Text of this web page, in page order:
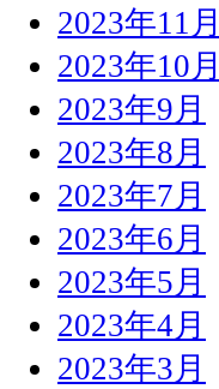
2023年11月
2023年10月
2023年9月
2023年8月
2023年7月
2023年6月
2023年5月
2023年4月
2023年3月